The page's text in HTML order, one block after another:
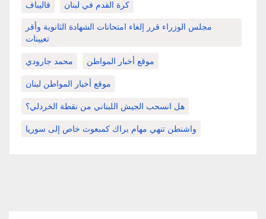
قاليباف كرة القدم في لبنان
مجلس الوزراء قرر إلغاء امتحانات الشهادة الثانوية وأقر
تعيينات
محمد جارودي موقع أخبار المواطن
موقع أخبار المواطن لبنان
هل انسحب الجيش اللبناني من نقطة الخردلي؟
واشنطن تنهي مهام براك كمبعوث خاص إلى سوريا